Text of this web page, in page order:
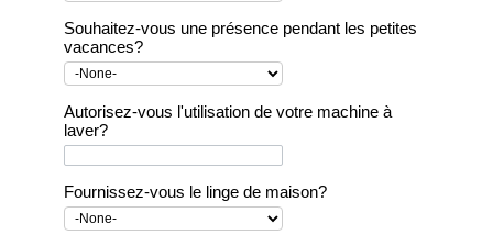
Souhaitez-vous une présence pendant les petites
vacances?
Autorisez-vous l'utilisation de votre machine à
laver?
Fournissez-vous le linge de maison?